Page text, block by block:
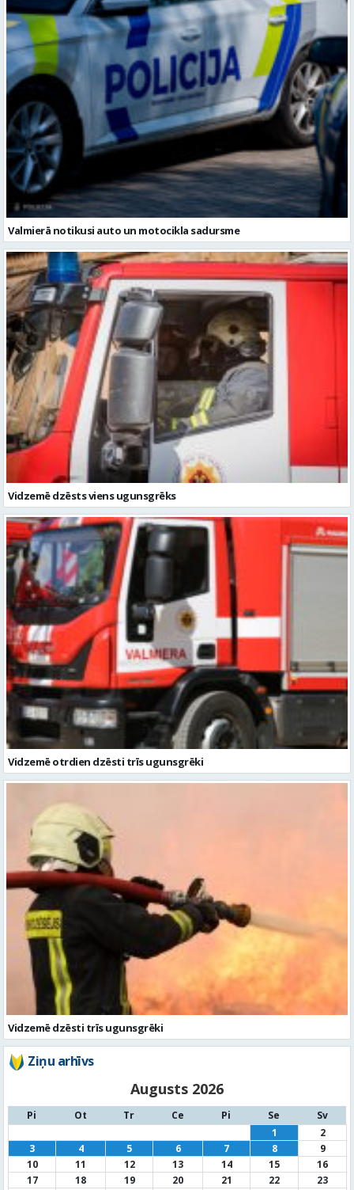
Valmierā notikusi auto un motocikla sadursme
Vidzemē dzēsts viens ugunsgrēks
Vidzemē otrdien dzēsti trīs ugunsgrēki
Vidzemē dzēsti trīs ugunsgrēki
Ziņu arhīvs
Augusts 2026
Pi Ot Tr Ce Pi Se
Sv
1
2
3
4 5 6 7 8
9
10
11 12 13 14 15
16
17
18 19 20 21 22
23